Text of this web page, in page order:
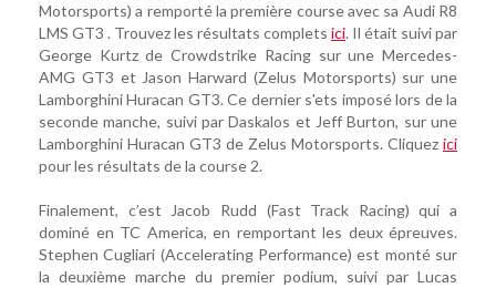
Motorsports) a remporté la première course avec sa Audi R8
LMS GT3 . Trouvez les résultats complets ici. Il était suivi par
George Kurtz de Crowdstrike Racing sur une Mercedes-
AMG GT3 et Jason Harward (Zelus Motorsports) sur une
Lamborghini Huracan GT3. Ce dernier s'ets imposé lors de la
seconde manche, suivi par Daskalos et Jeff Burton, sur une
Lamborghini Huracan GT3 de Zelus Motorsports. Cliquez ici
pour les résultats de la course 2.
Finalement, c’est Jacob Rudd (Fast Track Racing) qui a
dominé en TC America, en remportant les deux épreuves.
Stephen Cugliari (Accelerating Performance) est monté sur
la deuxième marche du premier podium, suivi par Lucas